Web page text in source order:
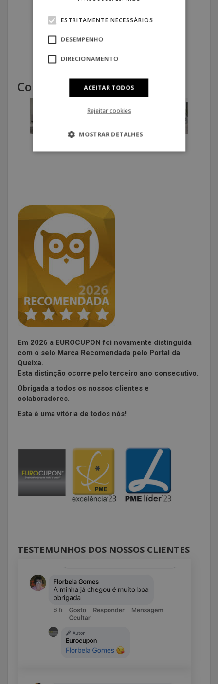
RESERVE JÁ
Cores Disponíveis:
Preto
Em 2026 a EUROCUPON foi novamente distinguida
com o selo Marca Recomendada pelo Portal da
Queixa.
Esta distinção ocorre pelo terceiro ano consecutivo.
Obrigada a todos os nossos clientes e
colaboradores.
Esta é uma vitória de todos nós!
TESTEMUNHOS DOS NOSSOS CLIENTES
ESTRITAMENTE NECESSÁRIOS
DESEMPENHO
DIRECIONAMENTO
ACEITAR TODOS
Rejeitar cookies
MOSTRAR DETALHES